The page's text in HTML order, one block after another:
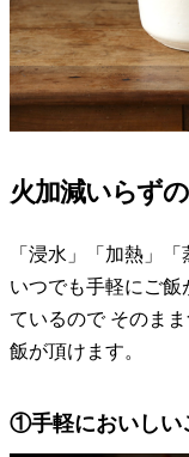
火加減いらず
「浸水」「加熱」
いつでも手軽にご
ているので そのま
飯が頂けます。
①手軽においしい